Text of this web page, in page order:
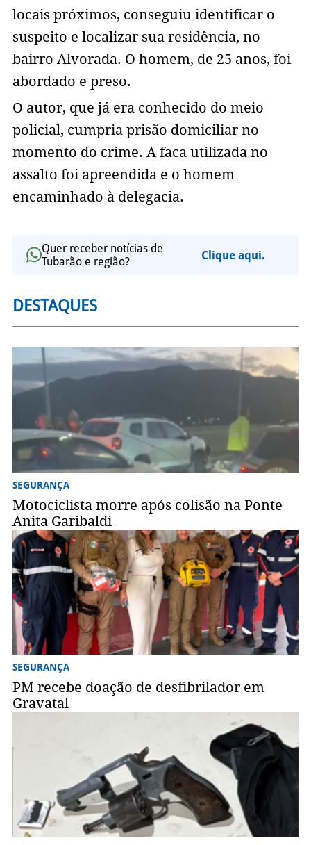
locais próximos, conseguiu identificar o
suspeito e localizar sua residência, no
bairro Alvorada. O homem, de 25 anos, foi
abordado e preso.
O autor, que já era conhecido do meio
policial, cumpria prisão domiciliar no
momento do crime. A faca utilizada no
assalto foi apreendida e o homem
encaminhado à delegacia.
Quer receber notícias de
Tubarão e região?
Clique aqui.
DESTAQUES
SEGURANÇA
Motociclista morre após colisão na Ponte
Anita Garibaldi
SEGURANÇA
PM recebe doação de desfibrilador em
Gravatal